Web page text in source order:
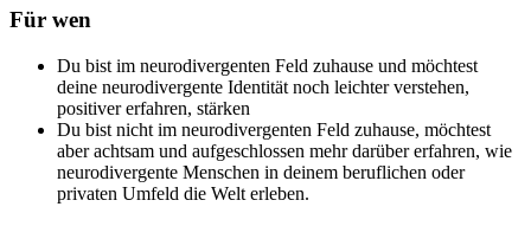
Für wen
Du bist im neurodivergenten Feld zuhause und möchtest
deine neurodivergente Identität noch leichter verstehen,
positiver erfahren, stärken
Du bist nicht im neurodivergenten Feld zuhause, möchtest
aber achtsam und aufgeschlossen mehr darüber erfahren, wie
neurodivergente Menschen in deinem beruflichen oder
privaten Umfeld die Welt erleben.